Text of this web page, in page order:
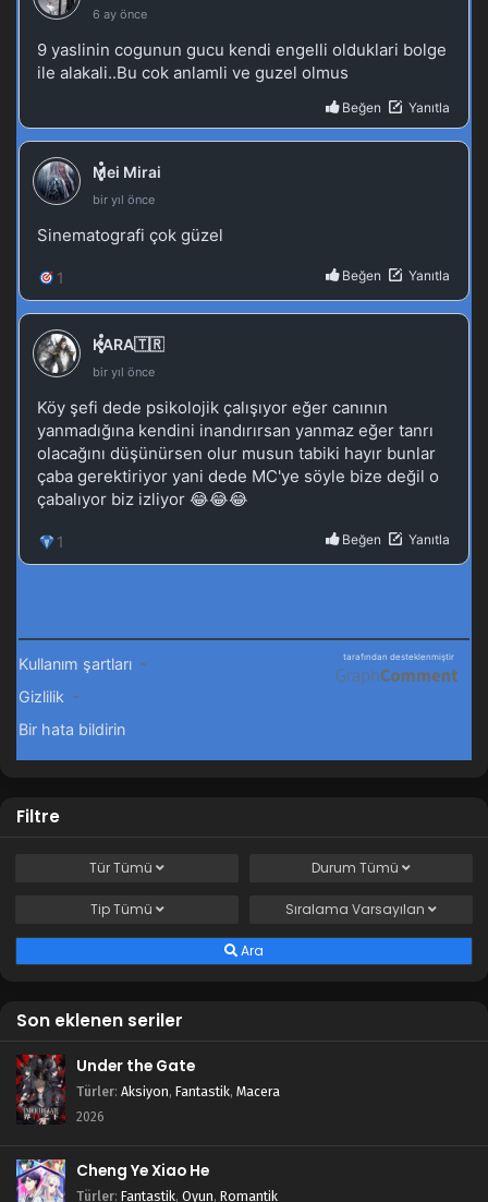
Filtre
TürTümü Durum Tümü
TipTümü Sıralama Varsayılan
Ara
Son eklenen seriler
Under the Gate
Türler: Aksiyon, Fantastik, Macera
2026
Cheng Ye Xiao He
Türler: Fantastik, Oyun, Romantik